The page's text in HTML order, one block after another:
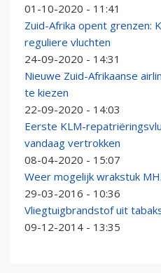
01-10-2020 - 11:41
Zuid-Afrika opent grenzen:
reguliere vluchten
24-09-2020 - 14:31
Nieuwe Zuid-Afrikaanse
te kiezen
22-09-2020 - 14:03
Eerste KLM-
vandaag vertrokken
08-04-2020 - 15:07
Weer mogelijk wrakstuk
29-03-2016 - 10:36
Vliegtuigbrandstof uit
09-12-2014 - 13:35